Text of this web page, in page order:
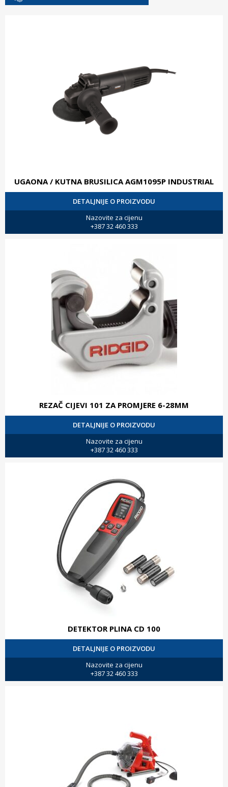
UGAONA / KUTNA BRUSILICA AGM1095P INDUSTRIAL
DETALJNIJE O PROIZVODU
Nazovite za cijenu
+387 32 460 333
REZAČ CIJEVI 101 ZA PROMJERE 6-28MM
DETALJNIJE O PROIZVODU
Nazovite za cijenu
+387 32 460 333
DETEKTOR PLINA CD 100
DETALJNIJE O PROIZVODU
Nazovite za cijenu
+387 32 460 333